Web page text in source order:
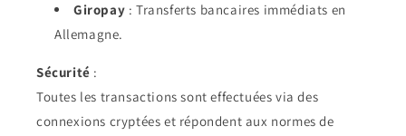
Giropay : Transferts bancaires immédiats en
Allemagne.
Sécurité :
Toutes les transactions sont effectuées via des
connexions cryptées et répondent aux normes de